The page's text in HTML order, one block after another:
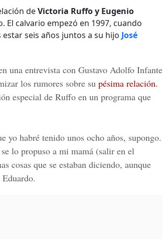
deVictoria Ruffo y Eugenio
El calvario empezó en 1997, cuando
seis años juntos a su hijo José
una entrevista con Gustavo Adolfo Infante
los rumores sobre su pésima relación.
especial de Ruffo en un programa que
yo habré tenido unos ocho años, supongo.
lo propuso a mi mamá (salir en el
cosas que se estaban diciendo, aunque